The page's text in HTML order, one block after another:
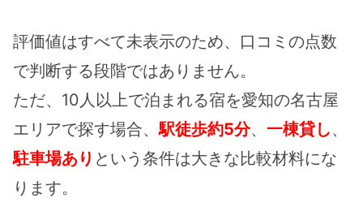
評価値はすべて未表示のため、口コミの点数
で判断する段階ではありません。
ただ、10人以上で泊まれる宿を愛知の名古屋
エリアで探す場合、駅徒歩約5分、 一棟貸し、
駐車場あり という条件は大きな比較材料にな
ります。